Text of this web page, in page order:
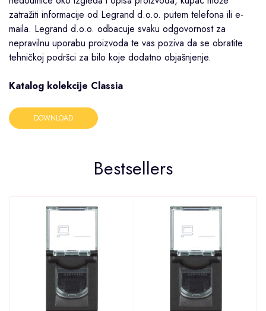
zatražiti informacije od Legrand d.o.o. putem telefona ili e-
maila. Legrand d.o.o. odbacuje svaku odgovornost za
nepravilnu uporabu proizvoda te vas poziva da se obratite
tehničkoj podršci za bilo koje dodatno objašnjenje.
Katalog kolekcije Classia
DOWNLOAD
Bestsellers